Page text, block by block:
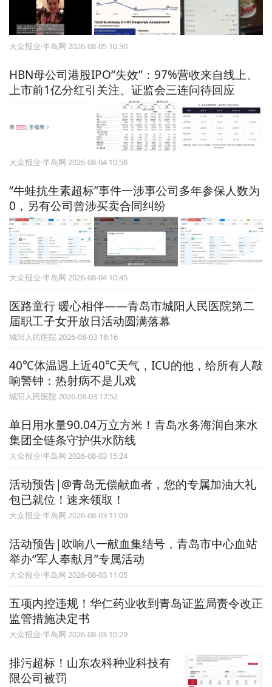
大众报业·半岛网 2026-08-05 10:30
HBN母公司港股IPO“失效”：97%营收来自线上、
上市前1亿分红引关注、证监会三连问待回应
大众报业·半岛网 2026-08-04 10:58
“牛蛙抗生素超标”事件一涉事公司多年参保人数为
0，另有公司曾涉买卖合同纠纷
大众报业·半岛网 2026-08-04 10:45
医路童行 暖心相伴——青岛市城阳人民医院第二
届职工子女开放日活动圆满落幕
城阳人民医院 2026-08-03 18:16
40℃体温遇上近40℃天气，ICU的他，给所有人敲
响警钟：热射病不是儿戏
城阳人民医院 2026-08-03 17:52
单日用水量90.04万立方米！青岛水务海润自来水
集团全链条守护供水防线
大众报业·半岛网 2026-08-03 15:24
活动预告|@青岛无偿献血者，您的专属加油大礼
包已就位！速来领取！
大众报业·半岛网 2026-08-03 11:09
活动预告|吹响八一献血集结号，青岛市中心血站
举办“军人奉献月”专属活动
大众报业·半岛网 2026-08-03 11:05
五项内控违规！华仁药业收到青岛证监局责令改正
监管措施决定书
大众报业·半岛网 2026-08-03 10:29
排污超标！山东农科种业科技有
限公司被罚